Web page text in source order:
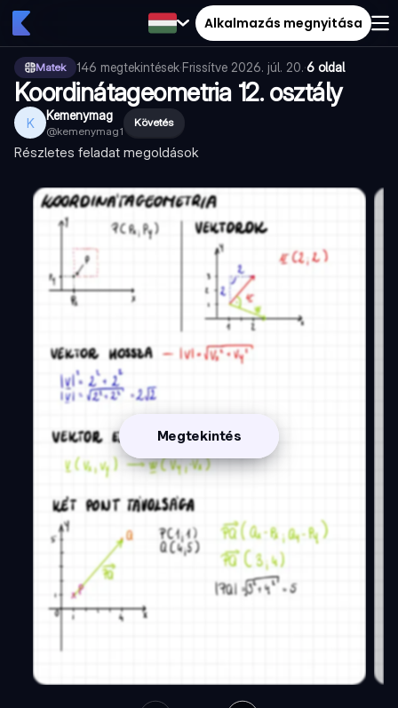
Alkalmazás megnyitása
Matek 146 megtekintések·Frissítve 2026. júl. 20.·6 oldal
Koordinátageometria 12. osztály
K Kemenymag
@kemenymag1
Követés
Részletes feladat megoldások
Megtekintés